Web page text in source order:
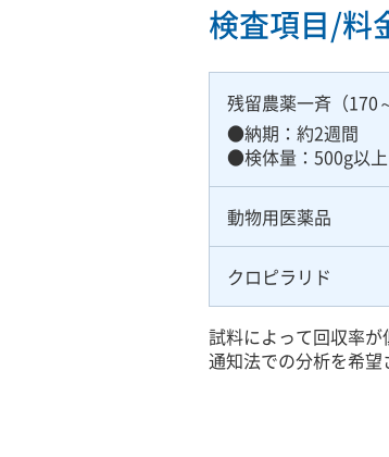
検査項目/料
残留農薬一斉（170
納期：約2週間
検体量：500g以上
動物用医薬品
クロピラリド
試料によって回収率が
通知法での分析を希望